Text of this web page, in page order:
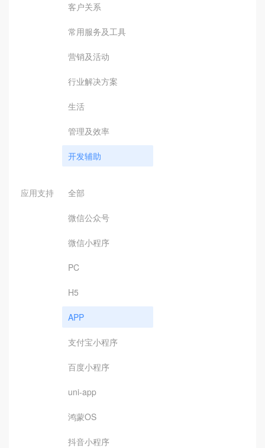
客户关系
常用服务及工具
营销及活动
行业解决方案
生活
管理及效率
开发辅助
应用支持 全部
微信公众号
微信小程序
PC
H5
APP
支付宝小程序
百度小程序
uni-app
鸿蒙OS
抖音小程序